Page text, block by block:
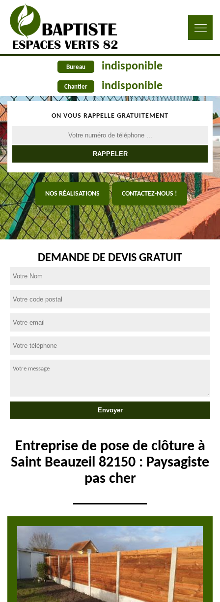
Bureau indisponible
Chantier indisponible
ON VOUS RAPPELLE GRATUITEMENT
NOS RÉALISATIONS CONTACTEZ-NOUS !
DEMANDE DE DEVIS GRATUIT
Entreprise de pose de clôture à
Saint Beauzeil 82150 : Paysagiste
pas cher